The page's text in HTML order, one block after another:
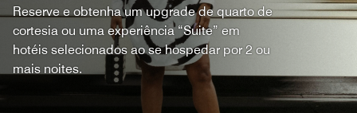
Reserve e obtenha um upgrade de quarto de
cortesia ou uma experiência “Suite” em
hotéis selecionados ao se hospedar por 2 ou
mais noites.